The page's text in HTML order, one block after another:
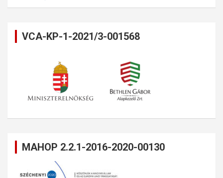
VCA-KP-1-2021/3-001568
MAHOP 2.2.1-2016-2020-00130